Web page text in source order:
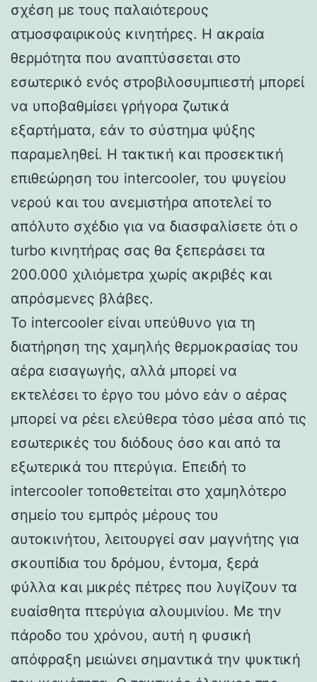
σχέση με τους παλαιότερους
ατμοσφαιρικούς κινητήρες. Η ακραία
θερμότητα που αναπτύσσεται στο
εσωτερικό ενός στροβιλοσυμπιεστή μπορεί
να υποβαθμίσει γρήγορα ζωτικά
εξαρτήματα, εάν το σύστημα ψύξης
παραμεληθεί. Η τακτική και προσεκτική
επιθεώρηση του intercooler, του ψυγείου
νερού και του ανεμιστήρα αποτελεί το
απόλυτο σχέδιο για να διασφαλίσετε ότι ο
turbo κινητήρας σας θα ξεπεράσει τα
200.000 χιλιόμετρα χωρίς ακριβές και
απρόσμενες βλάβες.
Το intercooler είναι υπεύθυνο για τη
διατήρηση της χαμηλής θερμοκρασίας του
αέρα εισαγωγής, αλλά μπορεί να
εκτελέσει το έργο του μόνο εάν ο αέρας
μπορεί να ρέει ελεύθερα τόσο μέσα από τις
εσωτερικές του διόδους όσο και από τα
εξωτερικά του πτερύγια. Επειδή το
intercooler τοποθετείται στο χαμηλότερο
σημείο του εμπρός μέρους του
αυτοκινήτου, λειτουργεί σαν μαγνήτης για
σκουπίδια του δρόμου, έντομα, ξερά
φύλλα και μικρές πέτρες που λυγίζουν τα
ευαίσθητα πτερύγια αλουμινίου. Με την
πάροδο του χρόνου, αυτή η φυσική
απόφραξη μειώνει σημαντικά την ψυκτική